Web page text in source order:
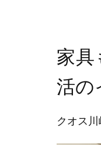
家具
活の
クオス